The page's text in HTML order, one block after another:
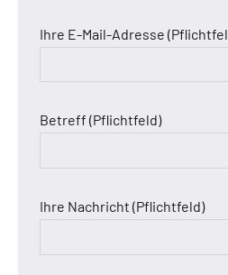
Ihre E-Mail-Adresse
Betreff (Pflichtfeld)
Ihre Nachricht (Pflichtfeld)